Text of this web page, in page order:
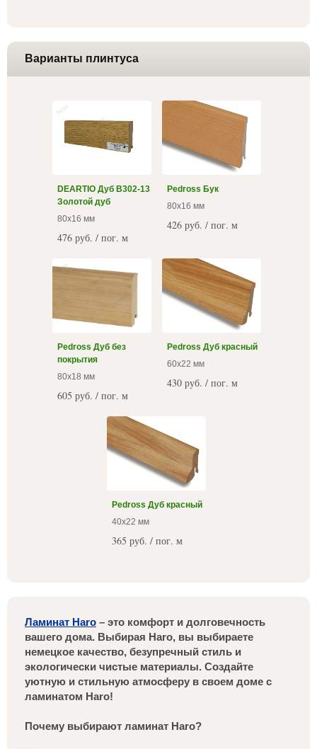
Варианты плинтуса
DEARTIO Дуб B302-13
Золотой дуб
80x16 мм
476 руб. / пог. м
Pedross Бук
80x16 мм
426 руб. / пог. м
Pedross Дуб без
покрытия
80х18 мм
605 руб. / пог. м
Pedross Дуб красный
60x22 мм
430 руб. / пог. м
Pedross Дуб красный
40x22 мм
365 руб. / пог. м
Ламинат Haro – это комфорт и долговечность
вашего дома. Выбирая Haro, вы выбираете
немецкое качество, безупречный стиль и
экологически чистые материалы. Создайте
уютную и стильную атмосферу в своем доме с
ламинатом Haro!
Почему выбирают ламинат Haro?